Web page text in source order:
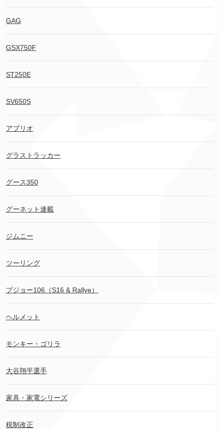
GAG
GSX750F
ST250E
SV650S
アプリオ
グラストラッカー
グース350
グーネット連載
ジムニー
ツーリング
プジョー106（S16 & Rallye）
ヘルメット
モンキー・ゴリラ
大谷翔平選手
家具・家電シリーズ
税制改正